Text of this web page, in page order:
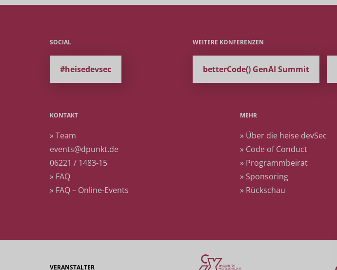
SOCIAL
#heisedevsec
WEITERE KONFERENZEN
betterCode() GenAI Summit
KONTAKT
» Team
events@dpunkt.de
06221 / 1483-15
» FAQ
» FAQ – Online-Events
MEHR
» Über die heise devSec
» Code of Conduct
» Programmbeirat
» Sponsoring
» Rückschau
VERANSTALTER